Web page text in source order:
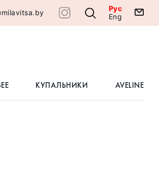
Рус
Eng
КУПАЛЬНИКИ AVELINE